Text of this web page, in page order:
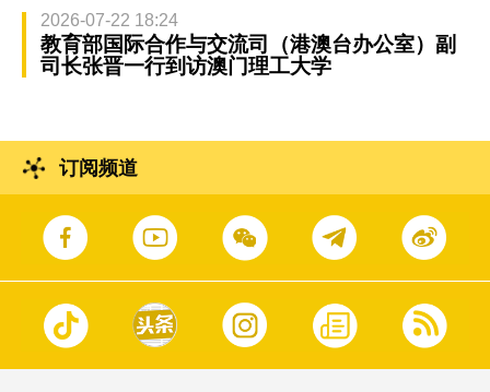
2026-07-22 18:24
教育部国际合作与交流司（港澳台办公室）副
司长张晋一行到访澳门理工大学
订阅频道